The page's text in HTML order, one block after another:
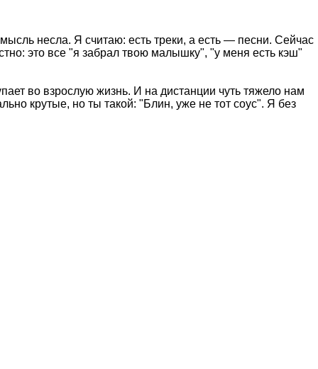
несла. Я считаю: есть треки, а есть — песни. Сейчас
это все "я забрал твою малышку", "у меня есть кэш"
во взрослую жизнь. И на дистанции чуть тяжело нам
крутые, но ты такой: "Блин, уже не тот соус". Я без